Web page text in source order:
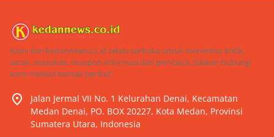
Kami dari kedannews.co.id selalu terbuka untuk menerima kritik,
saran, masukan, maupun informasi dari pembaca. Silakan hubungi
kami melalui kontak berikut:
Jalan Jermal VII No. 1 Kelurahan Denai, Kecamatan
Medan Denai, PO. BOX 20227, Kota Medan, Provinsi
Sumatera Utara, Indonesia